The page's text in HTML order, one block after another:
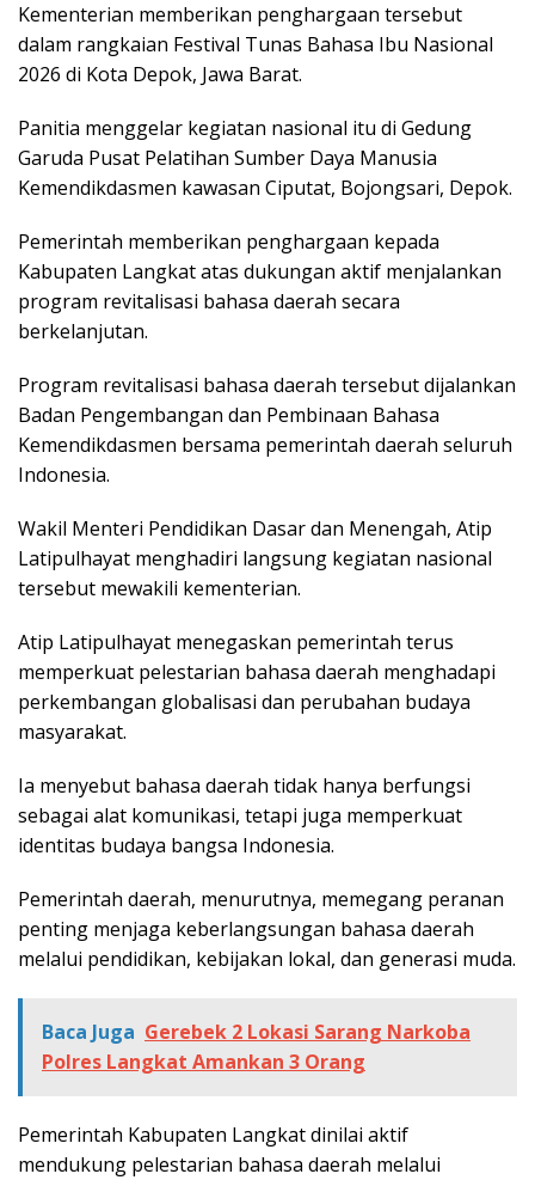
Kementerian memberikan penghargaan tersebut
dalam rangkaian Festival Tunas Bahasa Ibu Nasional
2026 di Kota Depok, Jawa Barat.
Panitia menggelar kegiatan nasional itu di Gedung
Garuda Pusat Pelatihan Sumber Daya Manusia
Kemendikdasmen kawasan Ciputat, Bojongsari, Depok.
Pemerintah memberikan penghargaan kepada
Kabupaten Langkat atas dukungan aktif menjalankan
program revitalisasi bahasa daerah secara
berkelanjutan.
Program revitalisasi bahasa daerah tersebut dijalankan
Badan Pengembangan dan Pembinaan Bahasa
Kemendikdasmen bersama pemerintah daerah seluruh
Indonesia.
Wakil Menteri Pendidikan Dasar dan Menengah, Atip
Latipulhayat menghadiri langsung kegiatan nasional
tersebut mewakili kementerian.
Atip Latipulhayat menegaskan pemerintah terus
memperkuat pelestarian bahasa daerah menghadapi
perkembangan globalisasi dan perubahan budaya
masyarakat.
Ia menyebut bahasa daerah tidak hanya berfungsi
sebagai alat komunikasi, tetapi juga memperkuat
identitas budaya bangsa Indonesia.
Pemerintah daerah, menurutnya, memegang peranan
penting menjaga keberlangsungan bahasa daerah
melalui pendidikan, kebijakan lokal, dan generasi muda.
Baca Juga Gerebek 2 Lokasi Sarang Narkoba
Polres Langkat Amankan 3 Orang
Pemerintah Kabupaten Langkat dinilai aktif
mendukung pelestarian bahasa daerah melalui